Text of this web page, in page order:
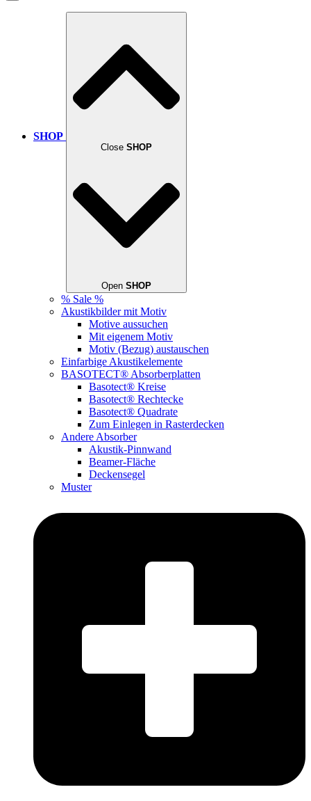
SHOP
Close SHOP
Open SHOP
% Sale %
Akustikbilder mit Motiv
Motive aussuchen
Mit eigenem Motiv
Motiv (Bezug) austauschen
Einfarbige Akustikelemente
BASOTECT® Absorberplatten
Basotect® Kreise
Basotect® Rechtecke
Basotect® Quadrate
Zum Einlegen in Rasterdecken
Andere Absorber
Akustik-Pinnwand
Beamer-Fläche
Deckensegel
Muster